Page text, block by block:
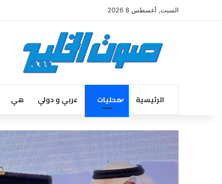
السبت, أغسطس 8 2026
الرئيسية محليات عربي و دولي هي